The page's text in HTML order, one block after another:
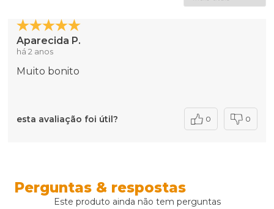
Aparecida P.
há 2 anos
Muito bonito
esta avaliação foi útil? 0 0
Perguntas & respostas
Este produto ainda não tem perguntas